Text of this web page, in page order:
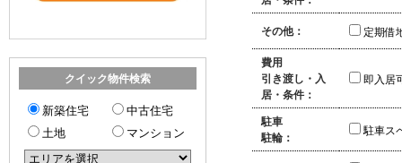
その他： 定期借
費用
引き渡し・入
居・条件：
即入居
駐車
駐輪：
駐車ス
クイック物件検索
新築住宅
中古住宅
土地
マンション